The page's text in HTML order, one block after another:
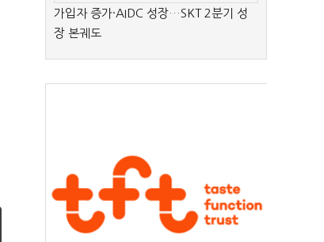
가입자 증가·AIDC 성장…SKT 2분기 성
장 본궤도